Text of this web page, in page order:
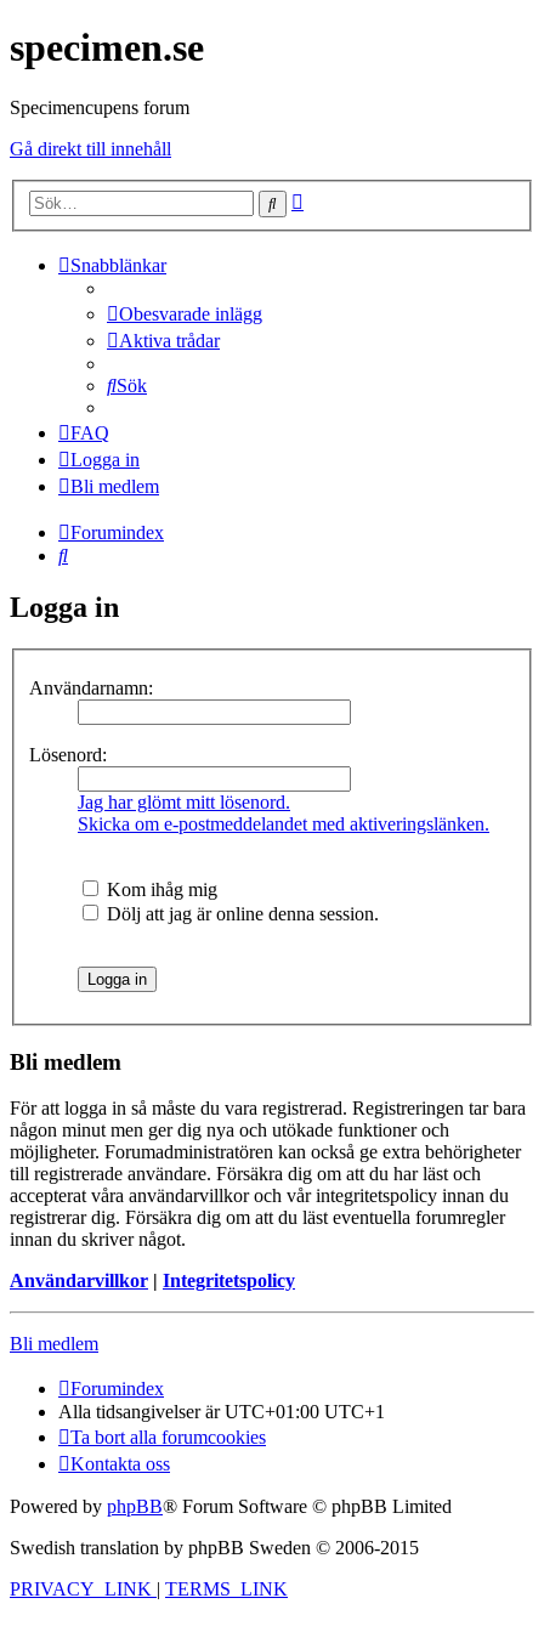
specimen.se
Specimencupens forum
Gå direkt till innehåll
Sök
Snabblänkar
Obesvarade inlägg
Aktiva trådar
Sök
FAQ
Logga in
Bli medlem
Forumindex
Sök
Logga in
Användarnamn:
Lösenord:
Jag har glömt mitt lösenord.
Skicka om e-postmeddelandet med aktiveringslänken.
Kom ihåg mig
Dölj att jag är online denna session.
Bli medlem
För att logga in så måste du vara registrerad. Registreringen tar bara
någon minut men ger dig nya och utökade funktioner och
möjligheter. Forumadministratören kan också ge extra behörigheter
till registrerade användare. Försäkra dig om att du har läst och
accepterat våra användarvillkor och vår integritetspolicy innan du
registrerar dig. Försäkra dig om att du läst eventuella forumregler
innan du skriver något.
Användarvillkor | Integritetspolicy
Bli medlem
Forumindex
Alla tidsangivelser är UTC+01:00 UTC+1
Ta bort alla forumcookies
Kontakta oss
Powered by phpBB® Forum Software © phpBB Limited
Swedish translation by phpBB Sweden © 2006-2015
PRIVACY_LINK | TERMS_LINK